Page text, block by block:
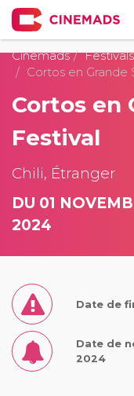
Cinemads
Festivals
Cortos en Grande
Cortos en
Festival
Chili, Étranger
DU 01
2024
Date de
Date de
2024